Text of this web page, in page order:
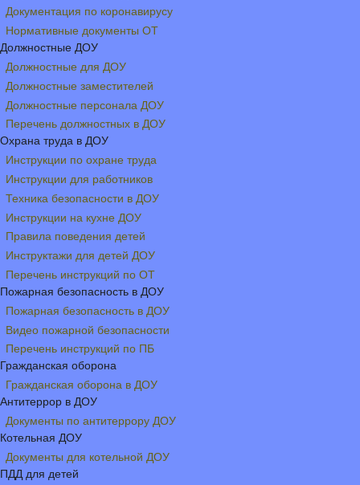
Документация по коронавирусу
Нормативные документы ОТ
Должностные ДОУ
Должностные для ДОУ
Должностные заместителей
Должностные персонала ДОУ
Перечень должностных в ДОУ
Охрана труда в ДОУ
Инструкции по охране труда
Инструкции для работников
Техника безопасности в ДОУ
Инструкции на кухне ДОУ
Правила поведения детей
Инструктажи для детей ДОУ
Перечень инструкций по ОТ
Пожарная безопасность в ДОУ
Пожарная безопасность в ДОУ
Видео пожарной безопасности
Перечень инструкций по ПБ
Гражданская оборона
Гражданская оборона в ДОУ
Антитеррор в ДОУ
Документы по антитеррору ДОУ
Котельная ДОУ
Документы для котельной ДОУ
ПДД для детей